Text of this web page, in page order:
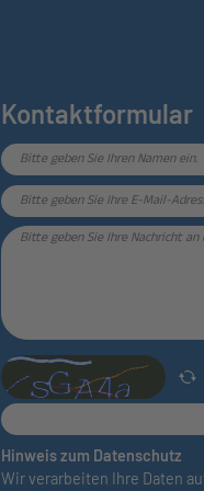
Kontaktformular
Hinweis zum Datenschutz
Wir verarbeiten Ihre Daten